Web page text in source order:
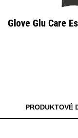
Glove Glu Care
PRODUKTOVÉ